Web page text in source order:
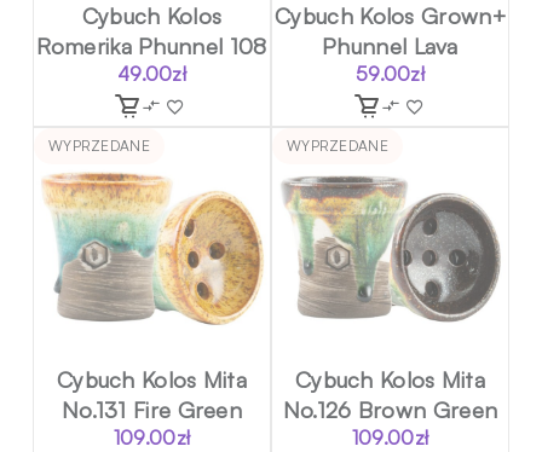
Cybuch Kolos
Romerika Phunnel 108
49.00zł
Cybuch Kolos Grown+
Phunnel Lava
59.00zł
WYPRZEDANE
Cybuch Kolos Mita
No.131 Fire Green
109.00zł
WYPRZEDANE
Cybuch Kolos Mita
No.126 Brown Green
109.00zł